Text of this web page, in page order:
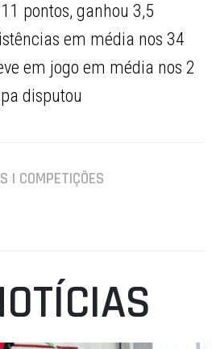
pontos, ganhou 3,5
em média nos 34
em jogo em média nos 2
disputou
| COMPETIÇÕES